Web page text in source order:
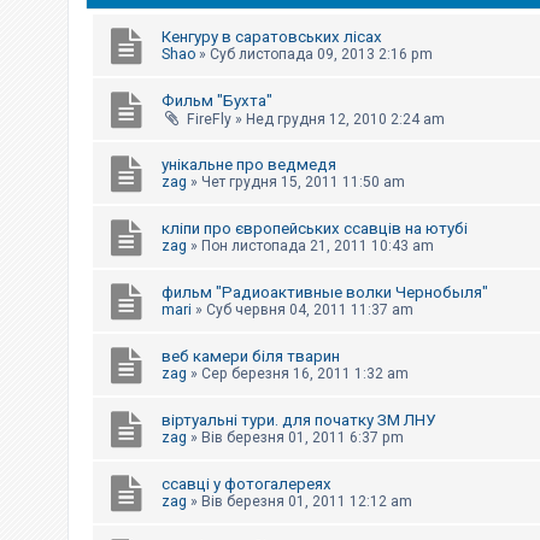
Кенгуру в саратовських лісах
Shao » Суб листопада 09, 2013 2:16 pm
Фильм "Бухта"
FireFly » Нед грудня 12, 2010 2:24 am
унікальне про ведмедя
zag » Чет грудня 15, 2011 11:50 am
кліпи про європейських ссавців на ютубі
zag » Пон листопада 21, 2011 10:43 am
фильм "Радиоактивные волки Чернобыля"
mari » Суб червня 04, 2011 11:37 am
веб камери біля тварин
zag » Сер березня 16, 2011 1:32 am
віртуальні тури. для початку ЗМ ЛНУ
zag » Вів березня 01, 2011 6:37 pm
ссавці у фотогалереях
zag » Вів березня 01, 2011 12:12 am